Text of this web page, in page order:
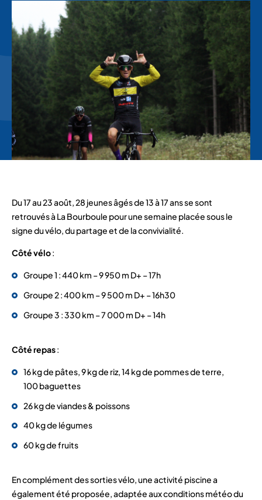
Du 17 au 23 août, 28 jeunes âgés de 13 à 17 ans se sont
retrouvés à La Bourboule pour une semaine placée sous le
signe du vélo, du partage et de la convivialité.
Côté vélo:
Groupe 1 : 440 km – 9 950 m D+ – 17h
Groupe 2 : 400 km – 9 500 m D+ – 16h30
Groupe 3 : 330 km – 7 000 m D+ – 14h
Côté repas:
16 kg de pâtes, 9 kg de riz, 14 kg de pommes de terre,
100 baguettes
26 kg de viandes & poissons
40 kg de légumes
60 kg de fruits
En complément des sorties vélo, une activité piscine a
également été proposée, adaptée aux conditions météo du